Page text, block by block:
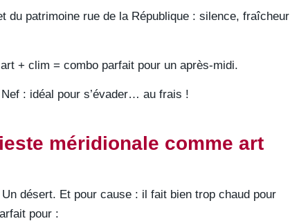
du patrimoine rue de la République : silence, fraîcheur
+ clim = combo parfait pour un après-midi.
: idéal pour s’évader… au frais !
méridionale comme art
désert. Et pour cause : il fait bien trop chaud pour
pour :